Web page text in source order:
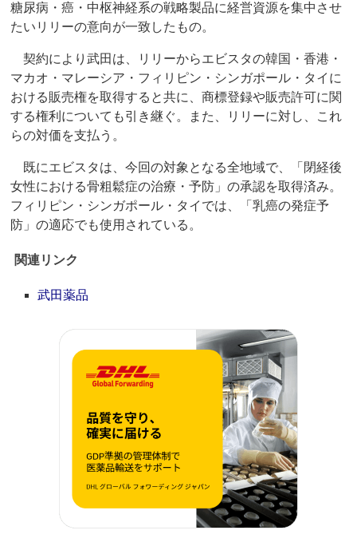
糖尿病・癌・中枢神経系の戦略製品に経営資源を集中させ
たいリリーの意向が一致したもの。
契約により武田は、リリーからエビスタの韓国・香港・
マカオ・マレーシア・フィリピン・シンガポール・タイに
おける販売権を取得すると共に、商標登録や販売許可に関
する権利についても引き継ぐ。また、リリーに対し、これ
らの対価を支払う。
既にエビスタは、今回の対象となる全地域で、「閉経後
女性における骨粗鬆症の治療・予防」の承認を取得済み。
フィリピン・シンガポール・タイでは、「乳癌の発症予
防」の適応でも使用されている。
関連リンク
武田薬品